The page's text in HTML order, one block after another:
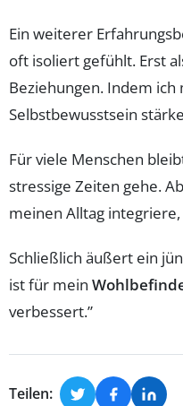
Ein weiterer
oft isoliert gefühlt. Erst
Beziehungen. Indem
Selbstbewusstsein
Für viele Menschen
stressige Zeiten gehe.
meinen Alltag
Schließlich äußert ein
ist für mein
verbessert.”
Teilen: